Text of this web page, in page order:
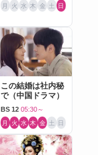
月 火 水 木 金 土 日
この結婚は社内秘
で（中国ドラマ）
BS 12 05:30～
月 火 水 木 金 土 日